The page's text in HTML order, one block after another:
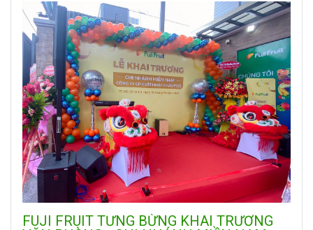
FUJI FRUIT TƯNG BỪNG KHAI TRƯƠNG